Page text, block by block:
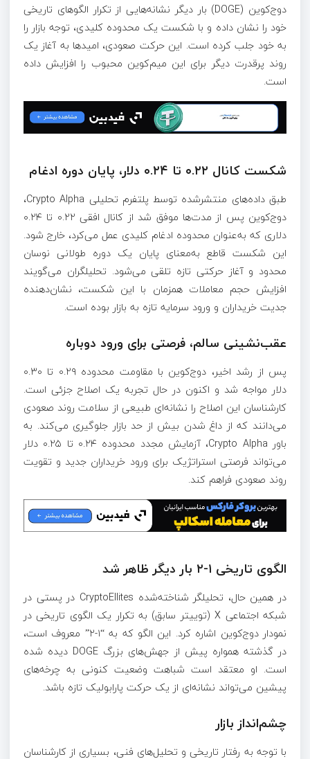
دوج‌کوین (DOGE) بار دیگر نشانه‌هایی از تکرار الگوهای تاریخی
خود را نشان داده و با شکست یک محدوده کلیدی، توجه بازار را
به خود جلب کرده است. این حرکت صعودی، امیدها به آغاز یک
روند پرقدرت دیگر برای این میم‌کوین محبوب را افزایش داده
است.
شکست کانال ۰.۲۲ تا ۰.۲۴ دلار، پایان دوره ادغام
طبق داده‌های منتشرشده توسط پلتفرم تحلیلی Crypto Alpha،
دوج‌کوین پس از مدت‌ها موفق شد از کانال افقی ۰.۲۲ تا ۰.۲۴
دلاری که به‌عنوان محدوده ادغام کلیدی عمل می‌کرد، خارج شود.
این شکست قاطع به‌معنای پایان یک دوره طولانی نوسان
محدود و آغاز حرکتی تازه تلقی می‌شود. تحلیلگران می‌گویند
افزایش حجم معاملات همزمان با این شکست، نشان‌دهنده
جدیت خریداران و ورود سرمایه تازه به بازار بوده است.
عقب‌نشینی سالم، فرصتی برای ورود دوباره
پس از رشد اخیر، دوج‌کوین با مقاومت محدوده ۰.۲۹ تا ۰.۳۰
دلار مواجه شد و اکنون در حال تجربه یک اصلاح جزئی است.
کارشناسان این اصلاح را نشانه‌ای طبیعی از سلامت روند صعودی
می‌دانند که از داغ شدن بیش از حد بازار جلوگیری می‌کند. به
باور Crypto Alpha، آزمایش مجدد محدوده ۰.۲۴ تا ۰.۲۵ دلار
می‌تواند فرصتی استراتژیک برای ورود خریداران جدید و تقویت
روند صعودی فراهم کند.
الگوی تاریخی ۱-۲ بار دیگر ظاهر شد
در همین حال، تحلیلگر شناخته‌شده CryptoEllites در پستی در
شبکه اجتماعی X (توییتر سابق) به تکرار یک الگوی تاریخی در
نمودار دوج‌کوین اشاره کرد. این الگو که به “۱-۲” معروف است،
در گذشته همواره پیش از جهش‌های بزرگ DOGE دیده شده
است. او معتقد است شباهت وضعیت کنونی به چرخه‌های
پیشین می‌تواند نشانه‌ای از یک حرکت پارابولیک تازه باشد.
چشم‌انداز بازار
با توجه به رفتار تاریخی و تحلیل‌های فنی، بسیاری از کارشناسان